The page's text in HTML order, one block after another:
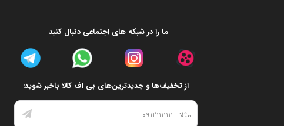
ما را در شبکه های اجتماعی دنبال کنید
از تخفیف‌ها و جدیدترین‌های بی اف کالا باخبر شوید: